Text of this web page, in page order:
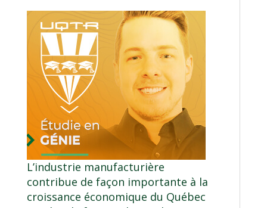
L’industrie manufacturière
contribue de façon importante à la
croissance économique du Québec